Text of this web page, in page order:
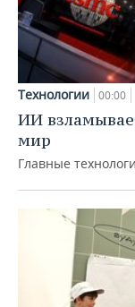
Технологии 00:00
ИИ
мир
Главные